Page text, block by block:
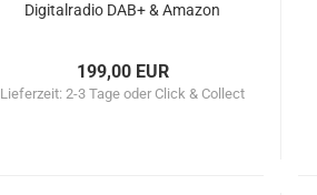
Digitalradio DAB+ & Amazon
199,00 EUR
Lieferzeit: 2-3 Tage oder Click & Collect